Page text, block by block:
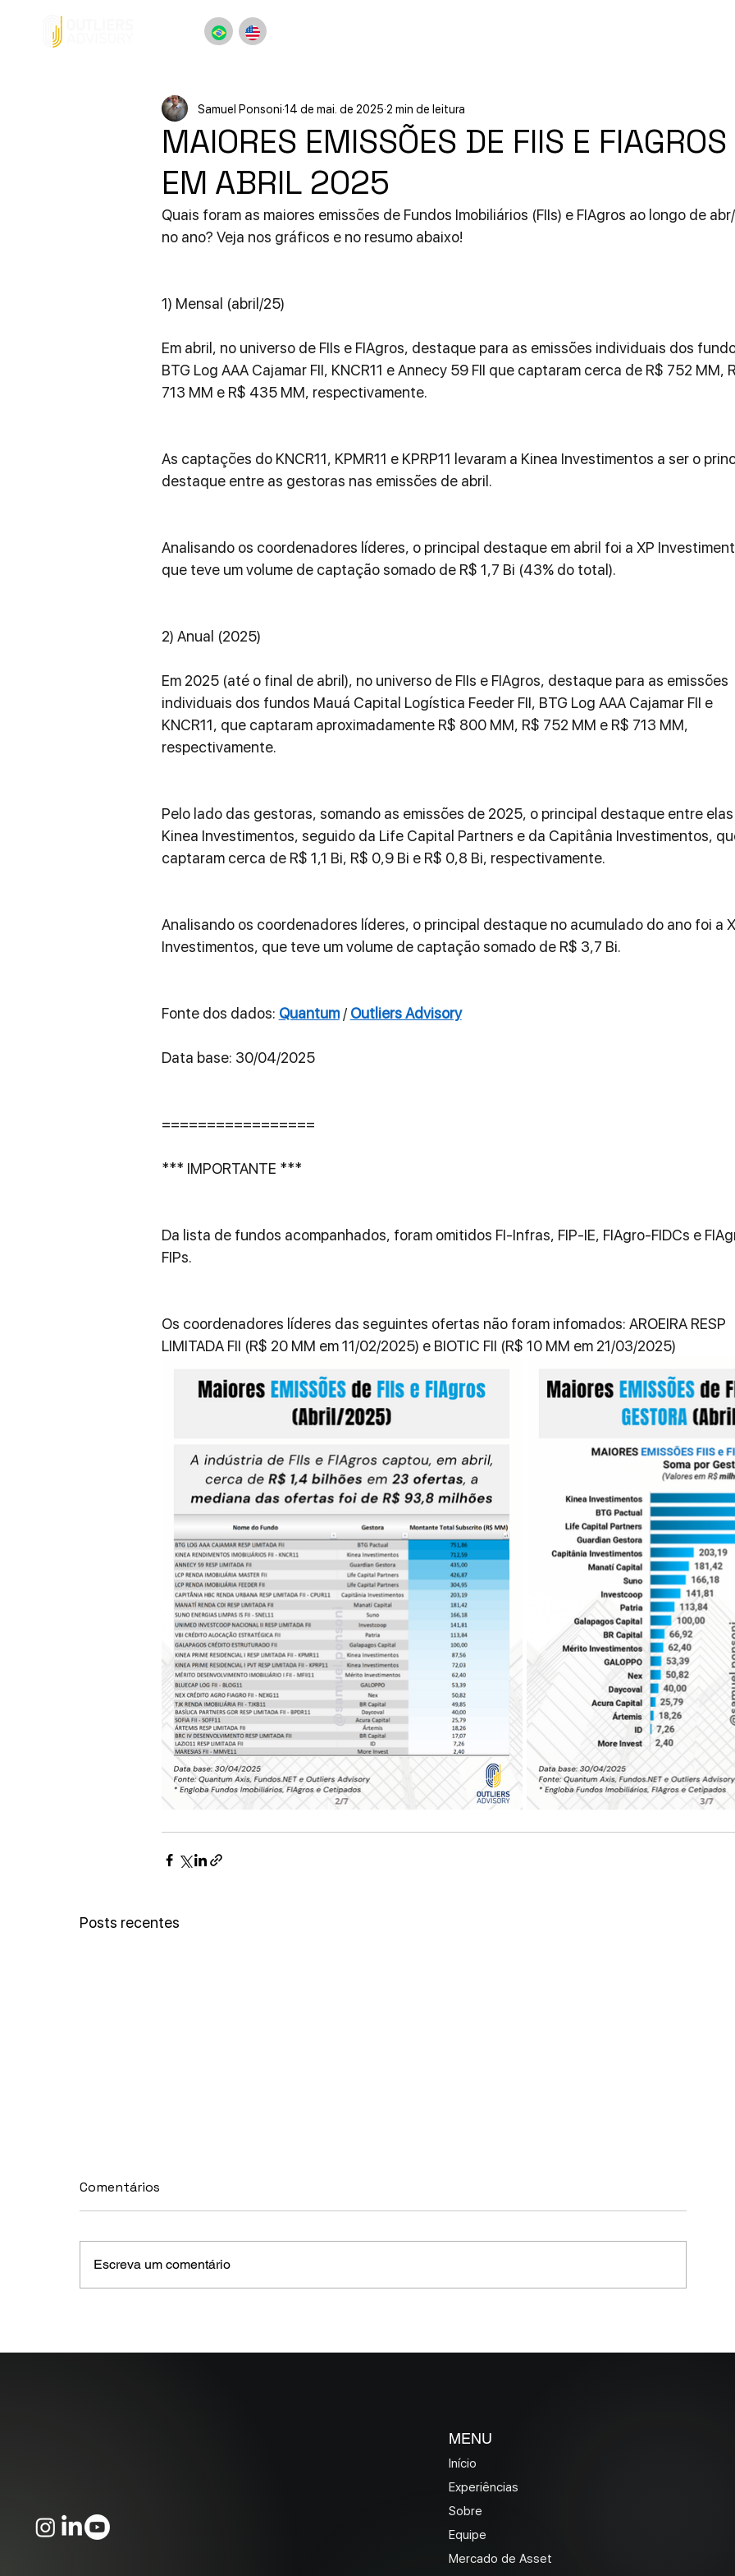
MAIORES EMISSÕES DE FIIS E FIAGROS
EM ABRIL 2025
Samuel Ponsoni14 de mai. de 2025 2 min de leitura
Quais foram as maiores emissões de Fundos Imobiliários (FIIs) e FIAgros ao longo de
no ano? Veja nos gráficos e no resumo abaixo!
1) Mensal (abril/25)
Em abril, no universo de FIIs e FIAgros, destaque para as emissões individuais dos
BTG Log AAA Cajamar FII, KNCR11 e Annecy 59 FII que captaram cerca de R$ 752 MM,
713 MM e R$ 435 MM, respectivamente.
As captações do KNCR11, KPMR11 e KPRP11 levaram a Kinea Investimentos a ser o
destaque entre as gestoras nas emissões de abril.
Analisando os coordenadores líderes, o principal destaque em abril foi a XP
que teve um volume de captação somado de R$ 1,7 Bi (43% do total).
2) Anual (2025)
Em 2025 (até o final de abril), no universo de FIIs e FIAgros, destaque para as emissões
individuais dos fundos Mauá Capital Logística Feeder FII, BTG Log AAA Cajamar FII e
KNCR11, que captaram aproximadamente R$ 800 MM, R$ 752 MM e R$ 713 MM,
respectivamente.
Pelo lado das gestoras, somando as emissões de 2025, o principal destaque entre
Kinea Investimentos, seguido da Life Capital Partners e da Capitânia Investimentos,
captaram cerca de R$ 1,1 Bi, R$ 0,9 Bi e R$ 0,8 Bi, respectivamente.
Analisando os coordenadores líderes, o principal destaque no acumulado do ano foi a
Investimentos, que teve um volume de captação somado de R$ 3,7 Bi.
Fonte dos dados: Quantum / Outliers Advisory
Data base: 30/04/2025
=================
*** IMPORTANTE ***
Da lista de fundos acompanhados, foram omitidos FI-Infras, FIP-IE, FIAgro-FIDCs e
FIPs.
Os coordenadores líderes das seguintes ofertas não foram infomados: AROEIRA RESP
LIMITADA FII (R$ 20 MM em 11/02/2025) e BIOTIC FII (R$ 10 MM em 21/03/2025)
Posts recentes
MAIO 2026 (Prazo superior
INCENTIVADAS EM MAIO
MAIO 2026
Comentários
Escreva um comentário
Início
Experiências
Sobre
Equipe
Mercado de Asset
MENU